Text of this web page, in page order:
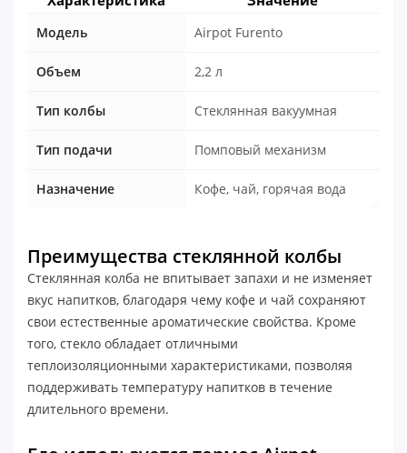
Модель Airpot Furento
Объем 2,2 л
Тип колбы Стеклянная вакуумная
Тип подачи Помповый механизм
Назначение Кофе, чай, горячая вода
Преимущества стеклянной колбы
Стеклянная колба не впитывает запахи и не изменяет
вкус напитков, благодаря чему кофе и чай сохраняют
свои естественные ароматические свойства. Кроме
того, стекло обладает отличными
теплоизоляционными характеристиками, позволяя
поддерживать температуру напитков в течение
длительного времени.